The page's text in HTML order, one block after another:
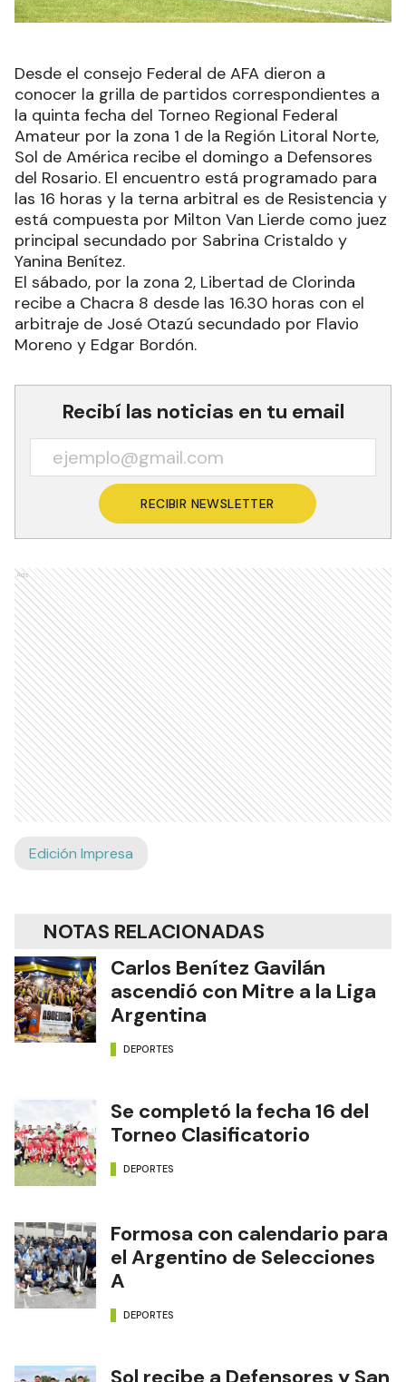
Desde el consejo Federal de AFA dieron a
conocer la grilla de partidos correspondientes a
la quinta fecha del Torneo Regional Federal
Amateur por la zona 1 de la Región Litoral Norte,
Sol de América recibe el domingo a Defensores
del Rosario. El encuentro está programado para
las 16 horas y la terna arbitral es de Resistencia y
está compuesta por Milton Van Lierde como juez
principal secundado por Sabrina Cristaldo y
Yanina Benítez.
El sábado, por la zona 2, Libertad de Clorinda
recibe a Chacra 8 desde las 16.30 horas con el
arbitraje de José Otazú secundado por Flavio
Moreno y Edgar Bordón.
Recibí las noticias en tu email
RECIBIR NEWSLETTER
Ads
Edición Impresa
NOTAS RELACIONADAS
Carlos Benítez Gavilán
ascendió con Mitre a la Liga
Argentina
DEPORTES
Se completó la fecha 16 del
Torneo Clasificatorio
DEPORTES
Formosa con calendario para
el Argentino de Selecciones
A
DEPORTES